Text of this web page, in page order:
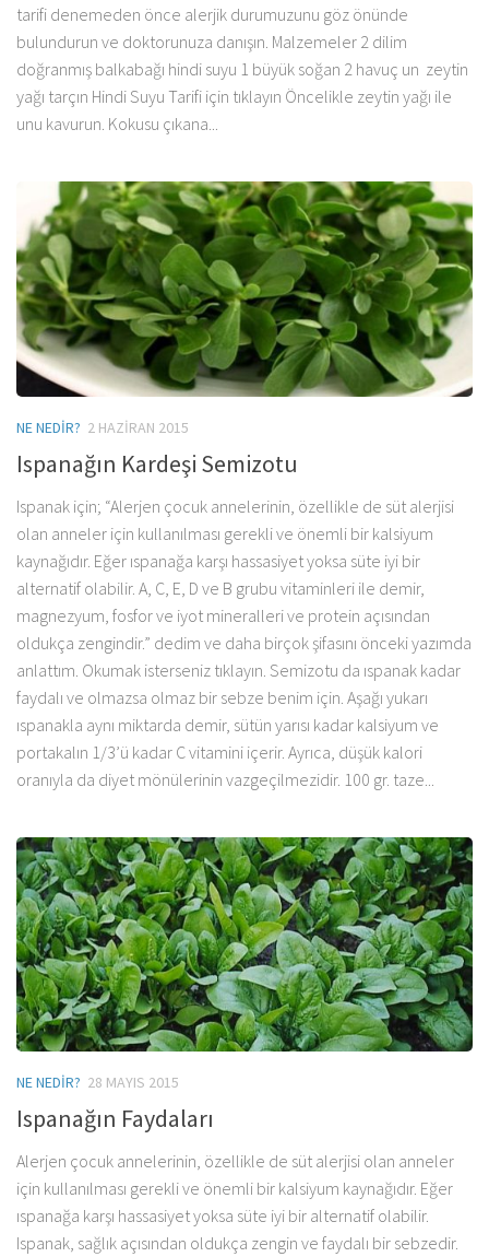
tarifi denemeden önce alerjik durumuzunu göz önünde
bulundurun ve doktorunuza danışın. Malzemeler 2 dilim
doğranmış balkabağı hindi suyu 1 büyük soğan 2 havuç un zeytin
yağı tarçın Hindi Suyu Tarifi için tıklayın Öncelikle zeytin yağı ile
unu kavurun. Kokusu çıkana...
NE NEDIR? 2 HAZIRAN 2015
Ispanağın Kardeşi Semizotu
Ispanak için; “Alerjen çocuk annelerinin, özellikle de süt alerjisi
olan anneler için kullanılması gerekli ve önemli bir kalsiyum
kaynağıdır. Eğer ıspanağa karşı hassasiyet yoksa süte iyi bir
alternatif olabilir. A, C, E, D ve B grubu vitaminleri ile demir,
magnezyum, fosfor ve iyot mineralleri ve protein açısından
oldukça zengindir.” dedim ve daha birçok şifasını önceki yazımda
anlattım. Okumak isterseniz tıklayın. Semizotu da ıspanak kadar
faydalı ve olmazsa olmaz bir sebze benim için. Aşağı yukarı
ıspanakla aynı miktarda demir, sütün yarısı kadar kalsiyum ve
portakalın 1/3’ü kadar C vitamini içerir. Ayrıca, düşük kalori
oranıyla da diyet mönülerinin vazgeçilmezidir. 100 gr. taze...
NE NEDIR? 28 MAYIS 2015
Ispanağın Faydaları
Alerjen çocuk annelerinin, özellikle de süt alerjisi olan anneler
için kullanılması gerekli ve önemli bir kalsiyum kaynağıdır. Eğer
ıspanağa karşı hassasiyet yoksa süte iyi bir alternatif olabilir.
Ispanak, sağlık açısından oldukça zengin ve faydalı bir sebzedir.